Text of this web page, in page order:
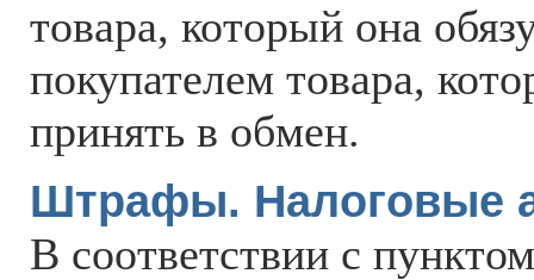
товара, который она
покупателем товара,
принять в обмен.
Штрафы. Налоговые
В соответствии с